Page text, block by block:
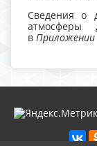
Сведения о
в Приложении